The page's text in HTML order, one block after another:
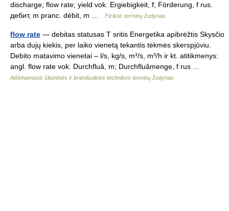
discharge; flow rate; yield vok. Ergiebigkeit, f; Förderung, f rus.
дебит, m pranc. débit, m …
Fizikos terminų žodynas
flow rate — debitas statusas T sritis Energetika apibrėžtis Skysčio
arba dujų kiekis, per laiko vienetą tekantis tėkmės skerspjūviu.
Debito matavimo vienetai – l/s, kg/s, m³/s, m³/h ir kt. atitikmenys:
angl. flow rate vok. Durchfluâ, m; Durchfluâmenge, f rus …
Aiškinamasis šiluminės ir branduolinės technikos terminų žodynas